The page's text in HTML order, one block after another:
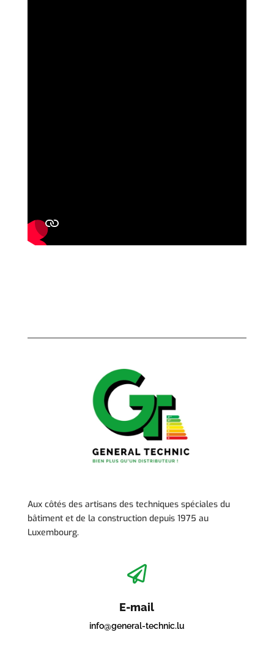
Aux côtés des artisans des techniques spéciales du
bâtiment et de la construction depuis 1975 au
Luxembourg.

E-mail
info@general-technic.lu